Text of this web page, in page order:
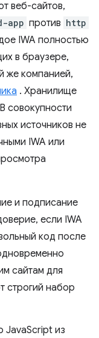
веб-сайтов,
app против http
IWA полностью
в браузере,
же компанией,
. Хранилище
совокупности
источников не
IWA или
и подписание
если IWA
код после
сайтам для
строгий набор
JavaScript из